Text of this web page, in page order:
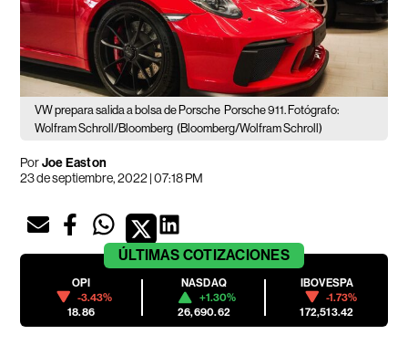
VW prepara salida a bolsa de Porsche Porsche 911. Fotógrafo:
Wolfram Schroll/Bloomberg (Bloomberg/Wolfram Schroll)
PorJoe Easton
23 de septiembre, 2022 | 07:18 PM
ÚLTIMAS COTIZACIONES
OPI
-3.43%
18.86
NASDAQ
+1.30%
26,690.62
IBOVESPA
-1.73%
172,513.42